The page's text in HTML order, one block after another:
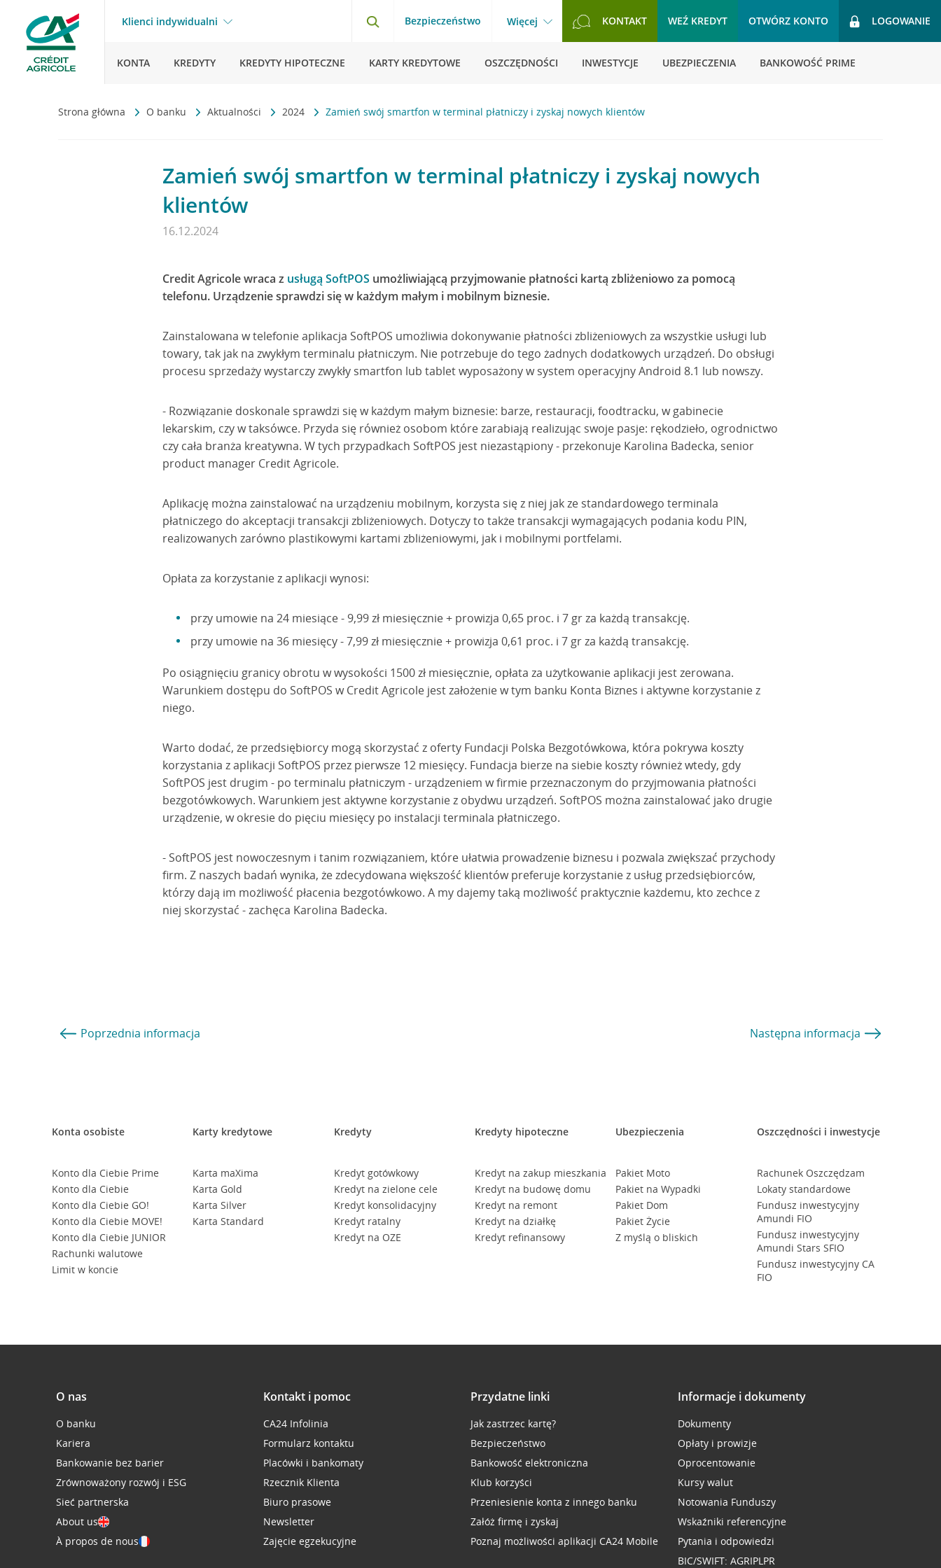
Klienci indywidualni Bezpieczeństwo Więcej KONTAKT WEŹ KREDYT OTWÓRZ KONTO LOGOWANIE
KONTA KREDYTY KREDYTY HIPOTECZNE KARTY KREDYTOWE OSZCZĘDNOŚCI INWESTYCJE UBEZPIECZENIA BANKOWOŚĆ PRIME
Strona główna O banku Aktualności 2024 Zamień swój smartfon w terminal płatniczy i zyskaj nowych klientów
Zamień swój smartfon w terminal płatniczy i zyskaj nowych
klientów
16.12.2024
Credit Agricole wraca z usługą SoftPOS umożliwiającą przyjmowanie płatności kartą zbliżeniowo za pomocą
telefonu. Urządzenie sprawdzi się w każdym małym i mobilnym biznesie.
Zainstalowana w telefonie aplikacja SoftPOS umożliwia dokonywanie płatności zbliżeniowych za wszystkie usługi lub
towary, tak jak na zwykłym terminalu płatniczym. Nie potrzebuje do tego żadnych dodatkowych urządzeń. Do obsługi
procesu sprzedaży wystarczy zwykły smartfon lub tablet wyposażony w system operacyjny Android 8.1 lub nowszy.
- Rozwiązanie doskonale sprawdzi się w każdym małym biznesie: barze, restauracji, foodtracku, w gabinecie
lekarskim, czy w taksówce. Przyda się również osobom które zarabiają realizując swoje pasje: rękodzieło, ogrodnictwo
czy cała branża kreatywna. W tych przypadkach SoftPOS jest niezastąpiony - przekonuje Karolina Badecka, senior
product manager Credit Agricole.
Aplikację można zainstalować na urządzeniu mobilnym, korzysta się z niej jak ze standardowego terminala
płatniczego do akceptacji transakcji zbliżeniowych. Dotyczy to także transakcji wymagających podania kodu PIN,
realizowanych zarówno plastikowymi kartami zbliżeniowymi, jak i mobilnymi portfelami.
Opłata za korzystanie z aplikacji wynosi:
przy umowie na 24 miesiące - 9,99 zł miesięcznie + prowizja 0,65 proc. i 7 gr za każdą transakcję.
przy umowie na 36 miesięcy - 7,99 zł miesięcznie + prowizja 0,61 proc. i 7 gr za każdą transakcję.
Po osiągnięciu granicy obrotu w wysokości 1500 zł miesięcznie, opłata za użytkowanie aplikacji jest zerowana.
Warunkiem dostępu do SoftPOS w Credit Agricole jest założenie w tym banku Konta Biznes i aktywne korzystanie z
niego.
Warto dodać, że przedsiębiorcy mogą skorzystać z oferty Fundacji Polska Bezgotówkowa, która pokrywa koszty
korzystania z aplikacji SoftPOS przez pierwsze 12 miesięcy. Fundacja bierze na siebie koszty również wtedy, gdy
SoftPOS jest drugim - po terminalu płatniczym - urządzeniem w firmie przeznaczonym do przyjmowania płatności
bezgotówkowych. Warunkiem jest aktywne korzystanie z obydwu urządzeń. SoftPOS można zainstalować jako drugie
urządzenie, w okresie do pięciu miesięcy po instalacji terminala płatniczego.
- SoftPOS jest nowoczesnym i tanim rozwiązaniem, które ułatwia prowadzenie biznesu i pozwala zwiększać przychody
firm. Z naszych badań wynika, że zdecydowana większość klientów preferuje korzystanie z usług przedsiębiorców,
którzy dają im możliwość płacenia bezgotówkowo. A my dajemy taką możliwość praktycznie każdemu, kto zechce z
niej skorzystać - zachęca Karolina Badecka.
Poprzednia informacja Następna informacja
Konta osobiste
Konto dla Ciebie Prime
Konto dla Ciebie
Konto dla Ciebie GO!
Konto dla Ciebie MOVE!
Konto dla Ciebie JUNIOR
Rachunki walutowe
Limit w koncie
Karty kredytowe
Karta maXima
Karta Gold
Karta Silver
Karta Standard
Kredyty
Kredyt gotówkowy
Kredyt na zielone cele
Kredyt konsolidacyjny
Kredyt ratalny
Kredyt na OZE
Kredyty hipoteczne
Kredyt na zakup mieszkania
Kredyt na budowę domu
Kredyt na remont
Kredyt na działkę
Kredyt refinansowy
Ubezpieczenia
Pakiet Moto
Pakiet na Wypadki
Pakiet Dom
Pakiet Życie
Z myślą o bliskich
Oszczędności i inwestycje
Rachunek Oszczędzam
Lokaty standardowe
Fundusz inwestycyjny
Amundi FIO
Fundusz inwestycyjny
Amundi Stars SFIO
Fundusz inwestycyjny CA
FIO
O nas
O banku
Kariera
Bankowanie bez barier
Zrównoważony rozwój i ESG
Sieć partnerska
About us
À propos de nous
Kontakt i pomoc
CA24 Infolinia
Formularz kontaktu
Placówki i bankomaty
Rzecznik Klienta
Biuro prasowe
Newsletter
Zajęcie egzekucyjne
Przydatne linki
Jak zastrzec kartę?
Bezpieczeństwo
Bankowość elektroniczna
Klub korzyści
Przeniesienie konta z innego banku
Załóż firmę i zyskaj
Poznaj możliwości aplikacji CA24 Mobile
Informacje i dokumenty
Dokumenty
Opłaty i prowizje
Oprocentowanie
Kursy walut
Notowania Funduszy
Wskaźniki referencyjne
Pytania i odpowiedzi
BIC/SWIFT: AGRIPLPR